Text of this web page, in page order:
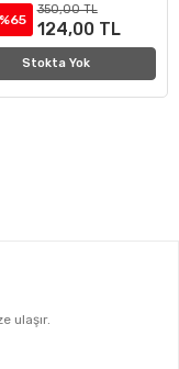
%65
350,00 TL
124,00 TL
Stokta Yok
ulaşır.